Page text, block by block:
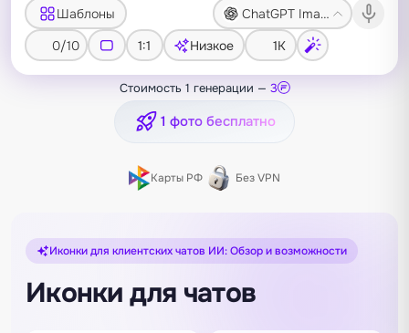
Шаблоны
ChatGPT Image 2
0/10
1:1 Низкое 1K
Стоимость 1 генерации — 3
1 фото бесплатно
Карты РФ Без VPN
Иконки для клиентских чатов ИИ: Обзор и возможности
Иконки для чатов